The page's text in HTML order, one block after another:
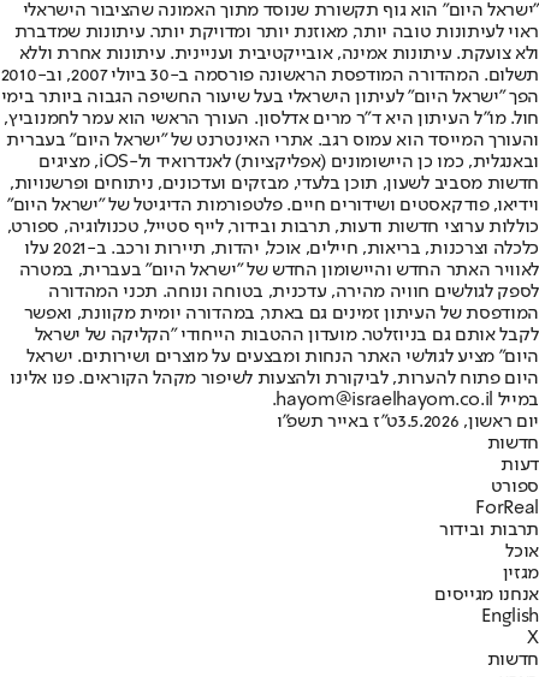
"ישראל היום" הוא גוף תקשורת שנוסד מתוך האמונה שהציבור הישראלי
ראוי לעיתונות טובה יותר, מאוזנת יותר ומדויקת יותר. עיתונות שמדברת
ולא צועקת. עיתונות אמינה, אובייקטיבית ועניינית. עיתונות אחרת וללא
תשלום. המהדורה המודפסת הראשונה פורסמה ב-30 ביולי 2007, וב-2010
הפך "ישראל היום" לעיתון הישראלי בעל שיעור החשיפה הגבוה ביותר בימי
חול. מו"ל העיתון היא ד"ר מרים אדלסון. העורך הראשי הוא עמר לחמנוביץ,
והעורך המייסד הוא עמוס רגב. אתרי האינטרנט של "ישראל היום" בעברית
ובאנגלית, כמו כן היישומונים (אפליקציות) לאנדרואיד ול-iOS, מציגים
חדשות מסביב לשעון, תוכן בלעדי, מבזקים ועדכונים, ניתוחים ופרשנויות,
וידיאו, פודקאסטים ושידורים חיים. פלטפורמות הדיגיטל של "ישראל היום"
כוללות ערוצי חדשות ודעות, תרבות ובידור, לייף סטייל, טכנולוגיה, ספורט,
כלכלה וצרכנות, בריאות, חיילים, אוכל, יהדות, תיירות ורכב. ב-2021 עלו
לאוויר האתר החדש והיישומון החדש של "ישראל היום" בעברית, במטרה
לספק לגולשים חוויה מהירה, עדכנית, בטוחה ונוחה. תכני המהדורה
המודפסת של העיתון זמינים גם באתר, במהדורה יומית מקוונת, ואפשר
לקבל אותם גם בניוזלטר. מועדון ההטבות הייחודי "הקליקה של ישראל
היום" מציע לגולשי האתר הנחות ומבצעים על מוצרים ושירותים. ישראל
היום פתוח להערות, לביקורת ולהצעות לשיפור מקהל הקוראים. פנו אלינו
במייל hayom@israelhayom.co.il.
יום ראשון, 3.5.2026
ט"ז באייר תשפ"ו
חדשות
דעות
ספורט
ForReal
תרבות ובידור
אוכל
מגזין
אנחנו מגייסים
English
X
חדשות